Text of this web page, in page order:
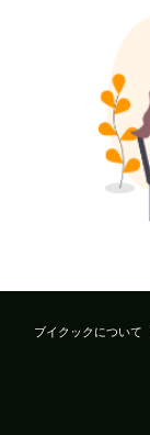
ブイクックについて